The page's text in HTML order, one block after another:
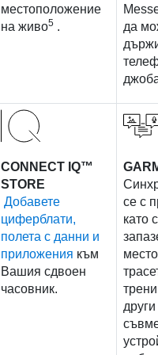
местоположение
на живо5 .
да
CONNECT IQ™
STORE
Добавете
циферблати,
полета с данни и
приложения към
Вашия сдвоен
часовник.
се с
като
други